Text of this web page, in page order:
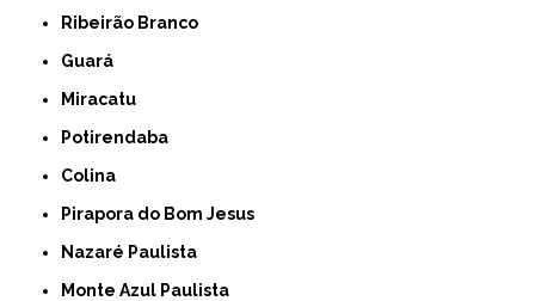
Ribeirão Branco
Guará
Miracatu
Potirendaba
Colina
Pirapora do Bom Jesus
Nazaré Paulista
Monte Azul Paulista